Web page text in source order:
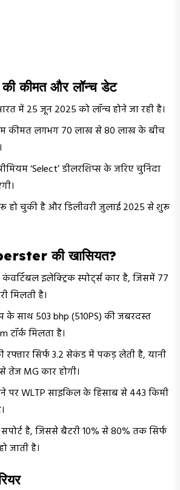
की कीमत और लॉन्च डेट
में 25 जून 2025 को लॉन्च होने जा रही है।
कीमत लगभग ₹70 लाख से ₹80 लाख के बीच
‘Select’ डीलरशिप्स के जरिए चुनिंदा
चुकी है और डिलीवरी जुलाई 2025 से शुरू
की खासियत?
इलेक्ट्रिक स्पोर्ट्स कार है, जिसमें 77
मिलती है।
साथ 503 bhp (510PS) की जबरदस्त
टॉर्क मिलता है।
रफ्तार सिर्फ 3.2 सेकंड में पकड़ लेती है, यानी
तेज MG कार होगी।
पर WLTP साइकिल के हिसाब से 443 किमी
सपोर्ट है, जिससे बैटरी 10% से 80% तक सिर्फ
जाती है।